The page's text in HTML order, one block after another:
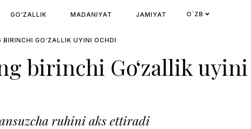
GO‘ZALLIK MADANIYAT JAMIYAT O`ZB
BIRINCHI GO‘ZALLIK UYINI OCHDI
birinchi Go‘zallik uyini
ruhini aks ettiradi